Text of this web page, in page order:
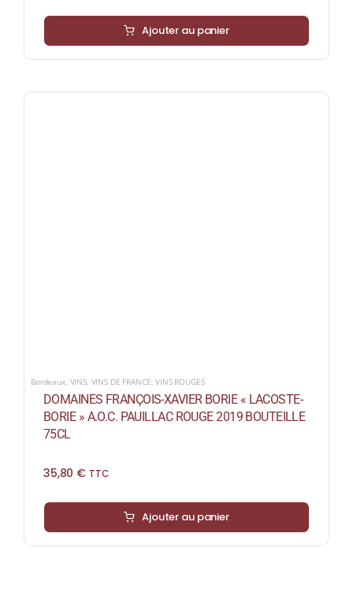
Ajouter au panier
Bordeaux, VINS, VINS DE FRANCE ,VINS ROUGES
DOMAINES FRANÇOIS-XAVIER BORIE « LACOSTE-
BORIE » A.O.C. PAUILLAC ROUGE 2019 BOUTEILLE
75CL
35,80 € TTC
Ajouter au panier